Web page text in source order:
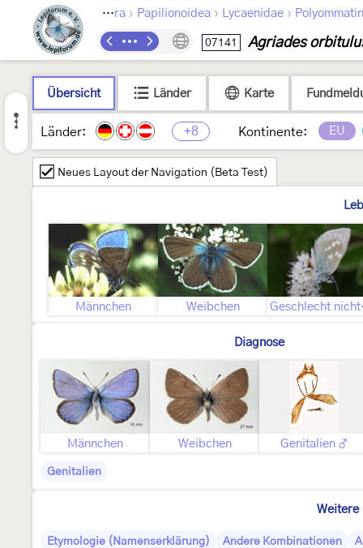
Lepidoptera › Papilionoidea › Lycaenidae ›
07141 Agriades
Übersicht Länder Karte
Länder: +8 Kontinente: EU
Neues Layout der Navigation (Beta Test)
Männchen Weibchen
Diagnose
Männchen Weibchen Genitalien ♂
Genitalien
Weitere
Etymologie (Namenserklärung) Andere Kombinationen